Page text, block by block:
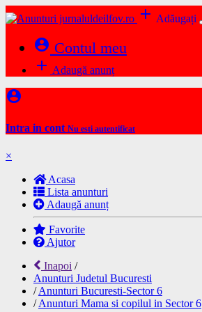
add Adăugați
account_circle Contul meu
add Adaugă anunț
account_circle
Intra in cont Nu esti autentificat
×
Acasa
Lista anunturi
Adaugă anunț
Favorite
Ajutor
Inapoi /
Anunturi Judetul Bucuresti
/Anunturi Bucuresti-Sector 6
/Anunturi Mama si copilul in Sector 6